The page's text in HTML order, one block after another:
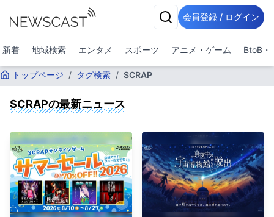
会員登録 / ログイン
新着 地域検索 エンタメ スポーツ アニメ・ゲーム BtoB・
トップページ / タグ検索 / SCRAP
SCRAPの最新ニュース